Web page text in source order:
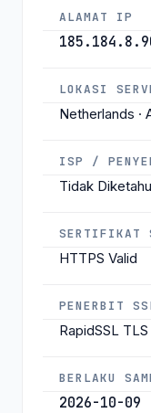
ALAMAT IP
LOKASI
Netherlands ·
ISP /
Tidak
SERTIFIKAT
HTTPS Valid
PENERBIT
RapidSSL TLS
BERLAKU
2026-10-09